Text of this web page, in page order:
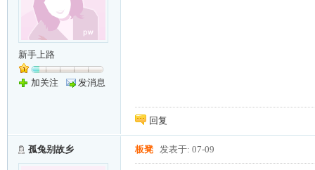
新手上路
加关注 发消息
回复
孤兔别故乡 板凳 发表于: 07-09